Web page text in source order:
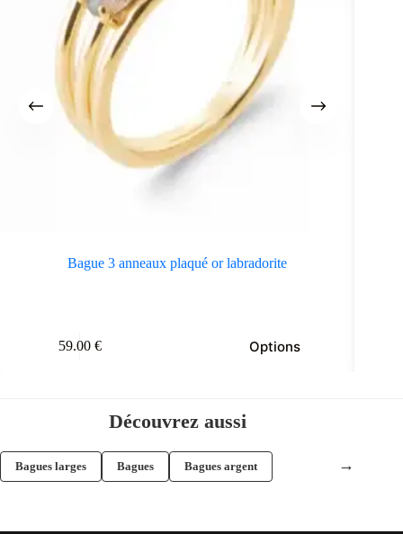
Bague 3 anneaux plaqué or labradorite
59.00 € Options
être
Découvrez aussi
Bagues larges Bagues Bagues argent →